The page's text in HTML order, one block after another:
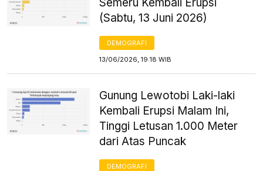
(Sabtu, 13 Juni 2026)
DEMOGRAFI
13/06/2026, 19:18 WIB
Gunung Lewotobi Laki-laki
Kembali Erupsi Malam Ini,
Tinggi Letusan 1.000 Meter
dari Atas Puncak
DEMOGRAFI